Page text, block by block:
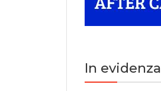
In evidenza